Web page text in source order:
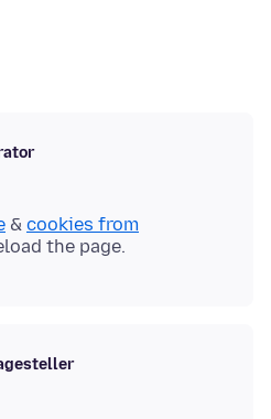
& cookies from